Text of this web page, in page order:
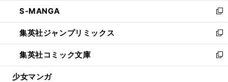
く
で
開
く
ド
ウ
で
開
く
ィ
ン
ド
ウ
で
開
し
い
ウ
ィ
ン
ド
ウ
S-MANGA
新
し
い
ウ
ィ
ン
集英社ジャンプリミックス
新
し
い
ウ
集英社コミック文庫
新
し
少女マンガ